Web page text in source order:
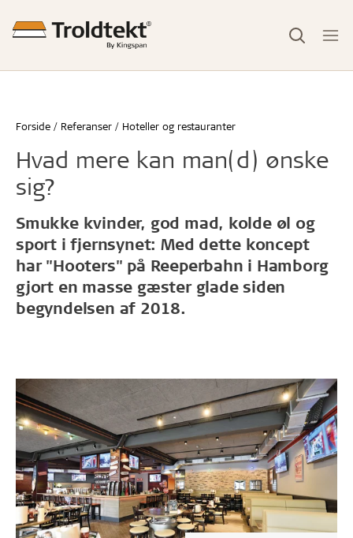
Forside Referanser Hoteller og restauranter
Hvad mere kan man(d) ønske
sig?
Smukke kvinder, god mad, kolde øl og
sport i fjernsynet: Med dette koncept
har "Hooters" på Reeperbahn i Hamborg
gjort en masse gæster glade siden
begyndelsen af 2018.